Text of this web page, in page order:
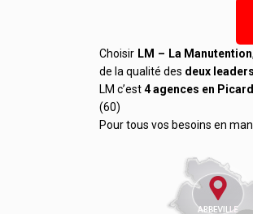
Choisir LM – La Manutention
de la qualité des deux
LM c’est4 agences en
(60)
Pour tous vos besoins en